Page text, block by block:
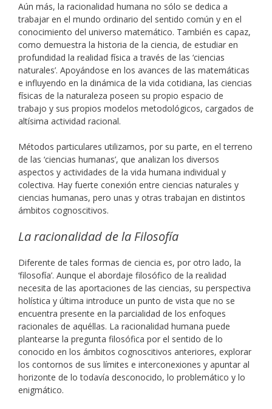
Aún más, la racionalidad humana no sólo se dedica a
trabajar en el mundo ordinario del sentido común y en el
conocimiento del universo matemático. También es capaz,
como demuestra la historia de la ciencia, de estudiar en
profundidad la realidad física a través de las ‘ciencias
naturales’. Apoyándose en los avances de las matemáticas
e influyendo en la dinámica de la vida cotidiana, las ciencias
físicas de la naturaleza poseen su propio espacio de
trabajo y sus propios modelos metodológicos, cargados de
altísima actividad racional.
Métodos particulares utilizamos, por su parte, en el terreno
de las ‘ciencias humanas’, que analizan los diversos
aspectos y actividades de la vida humana individual y
colectiva. Hay fuerte conexión entre ciencias naturales y
ciencias humanas, pero unas y otras trabajan en distintos
ámbitos cognoscitivos.
La racionalidad de la Filosofía
Diferente de tales formas de ciencia es, por otro lado, la
‘filosofía’. Aunque el abordaje filosófico de la realidad
necesita de las aportaciones de las ciencias, su perspectiva
holística y última introduce un punto de vista que no se
encuentra presente en la parcialidad de los enfoques
racionales de aquéllas. La racionalidad humana puede
plantearse la pregunta filosófica por el sentido de lo
conocido en los ámbitos cognoscitivos anteriores, explorar
los contornos de sus límites e interconexiones y apuntar al
horizonte de lo todavía desconocido, lo problemático y lo
enigmático.